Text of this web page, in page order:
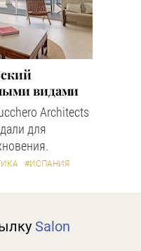
видами
Architects
для
#ИСПАНИЯ
Salon